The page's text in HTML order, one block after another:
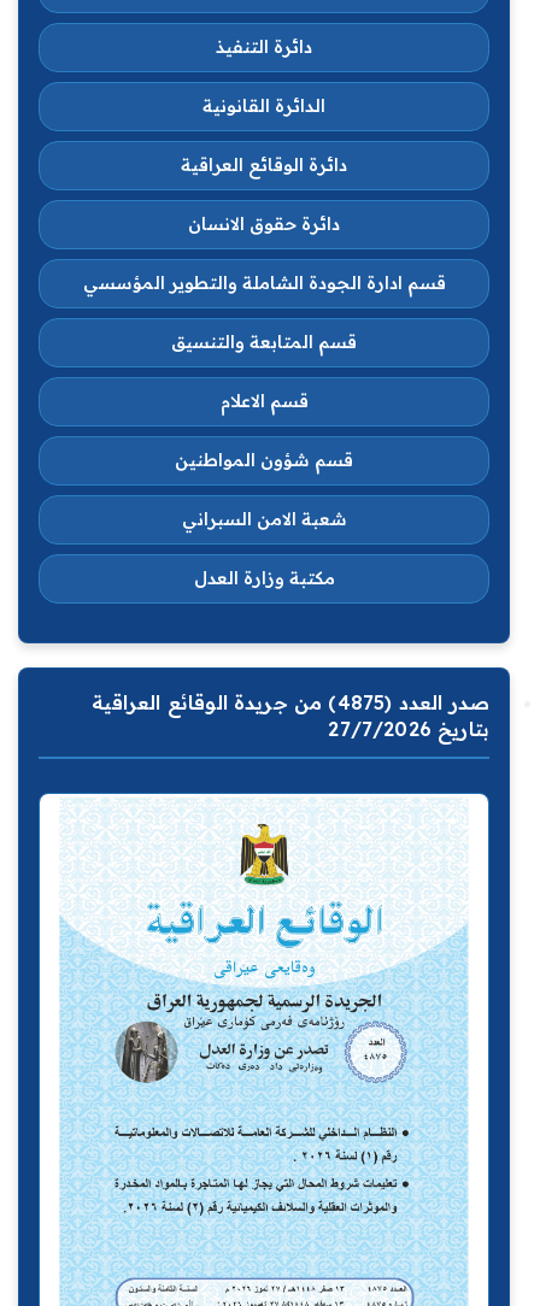
دائرة التنفيذ
الدائرة القانونية
دائرة الوقائع العراقية
دائرة حقوق الانسان
قسم ادارة الجودة الشاملة والتطوير المؤسسي
قسم المتابعة والتنسيق
قسم الاعلام
قسم شؤون المواطنين
شعبة الامن السبراني
مكتبة وزارة العدل
صدر العدد (4875) من جريدة الوقائع العراقية
بتاريخ 27/7/2026